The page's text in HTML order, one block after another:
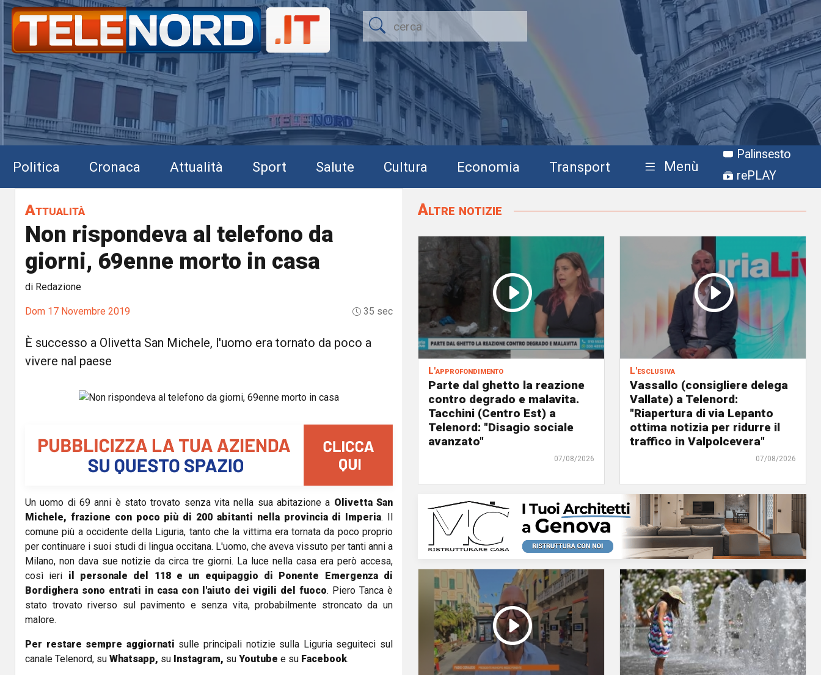
Politica Cronaca Attualità Sport Salute Cultura Economia Transport Menù
Palinsesto
rePLAY
Attualità
Non rispondeva al telefono da
giorni, 69enne morto in casa
di Redazione
Dom 17 Novembre 2019 35 sec
È successo a Olivetta San Michele, l'uomo era tornato da poco a
vivere nal paese
Un uomo di 69 anni è stato trovato senza vita nella sua abitazione a Olivetta San
Michele, frazione con poco più di 200 abitanti nella provincia di Imperia. Il
comune più a occidente della Liguria, tanto che la vittima era tornata da poco proprio
per continuare i suoi studi di lingua occitana. L'uomo, che aveva vissuto per tanti anni a
Milano, non dava sue notizie da circa tre giorni. La luce nella casa era però accesa,
così ieri il personale del 118 e un equipaggio di Ponente Emergenza di
Bordighera sono entrati in casa con l'aiuto dei vigili del fuoco. Piero Tanca è
stato trovato riverso sul pavimento e senza vita, probabilmente stroncato da un
malore.
Per restare sempre aggiornati sulle principali notizie sulla Liguria seguiteci sul
canale Telenord, su Whatsapp, su Instagram, su Youtube e su Facebook.
Altre notizie
L'approfondimento
Parte dal ghetto la reazione
contro degrado e malavita.
Tacchini (Centro Est) a
Telenord: "Disagio sociale
avanzato"
07/08/2026
L'esclusiva
Vassallo (consigliere delega
Vallate) a Telenord:
"Riapertura di via Lepanto
ottima notizia per ridurre il
traffico in Valpolcevera"
07/08/2026